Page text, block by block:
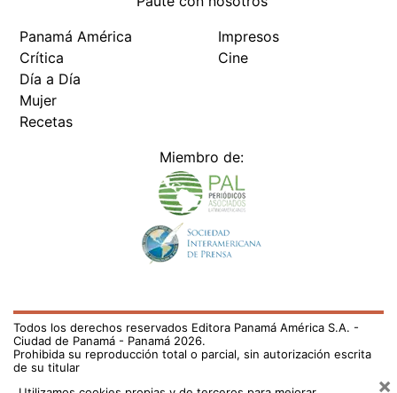
Panamá América
Crítica
Día a Día
Mujer
Recetas
Impresos
Cine
Miembro de:
Todos los derechos reservados Editora Panamá América S.A. -
Ciudad de Panamá - Panamá 2026.
Prohibida su reproducción total o parcial, sin autorización escrita
de su titular
×